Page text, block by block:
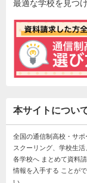
最適な学校を見つ
本サイトについ
全国の通信制高校・サポ
スクーリング、学校生
各学校へ まとめて資料
情報を入手する ことが